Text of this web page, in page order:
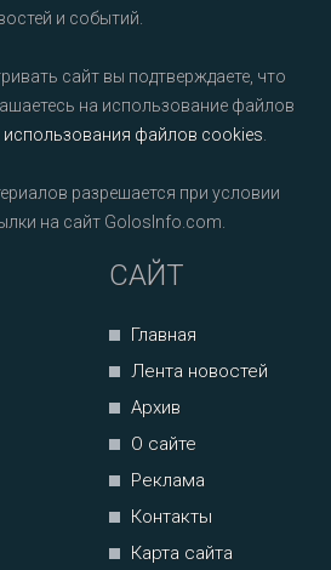
и событий.
сайт вы подтверждаете, что
на использование файлов
использования файлов cookies
разрешается при условии
на сайт GolosInfo.com.
САЙТ
Главная
Лента новостей
Архив
О сайте
Реклама
Контакты
Карта сайта